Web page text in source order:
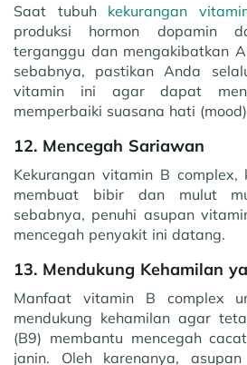
Saat tubuh kekurangan
produksi hormon dopamin
terganggu dan mengakibatkan
sebabnya, pastikan Anda
vitamin ini agar dapat
memperbaiki suasana hati
12. Mencegah Sariawan
Kekurangan vitamin B complex,
membuat bibir dan mulut
sebabnya, penuhi asupan
mencegah penyakit ini datang.
13. Mendukung Kehamilan
Manfaat vitamin B complex
mendukung kehamilan agar
(B9) membantu mencegah
janin. Oleh karenanya,